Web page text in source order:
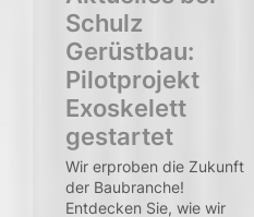
Schulz
Gerüstbau:
Pilotprojekt
Exoskelett
gestartet
Wir erproben die Zukunft
der Baubranche!
Entdecken Sie, wie wir